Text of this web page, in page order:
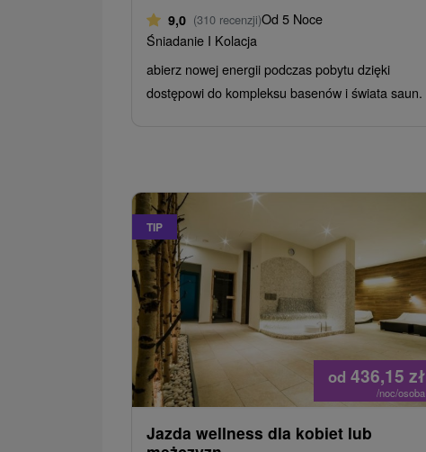
9,0 (310 recenzji)Od 5 Noce
Śniadanie I Kolacja
abierz nowej energii podczas pobytu dzięki
dostępowi do kompleksu basenów i świata saun.
TIP
od 436,15 zł
/noc/osoba
Jazda wellness dla kobiet lub